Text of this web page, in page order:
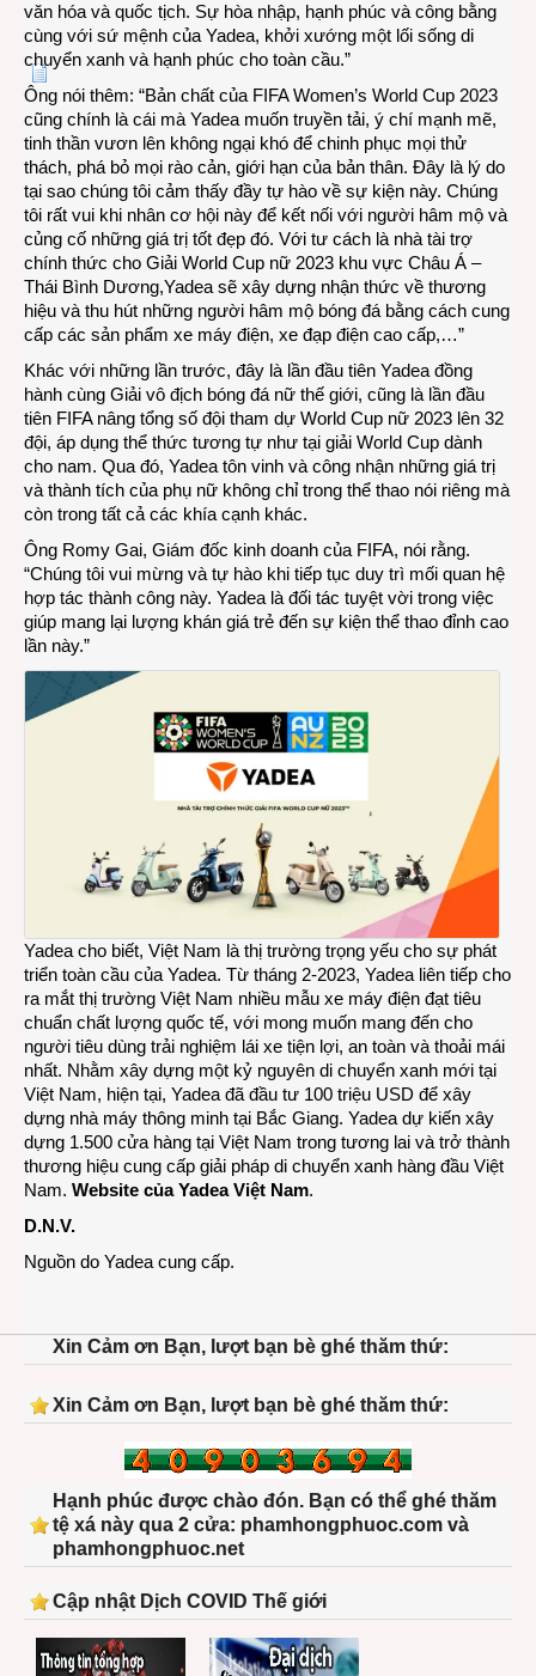
văn hóa và quốc tịch. Sự hòa nhập, hạnh phúc và công bằng
cùng với sứ mệnh của Yadea, khởi xướng một lối sống di
chuyển xanh và hạnh phúc cho toàn cầu.”
Ông nói thêm: “Bản chất của FIFA Women’s World Cup 2023
cũng chính là cái mà Yadea muốn truyền tải, ý chí mạnh mẽ,
tinh thần vươn lên không ngại khó để chinh phục mọi thử
thách, phá bỏ mọi rào cản, giới hạn của bản thân. Đây là lý do
tại sao chúng tôi cảm thấy đầy tự hào về sự kiện này. Chúng
tôi rất vui khi nhân cơ hội này để kết nối với người hâm mộ và
củng cố những giá trị tốt đẹp đó. Với tư cách là nhà tài trợ
chính thức cho Giải World Cup nữ 2023 khu vực Châu Á –
Thái Bình Dương,Yadea sẽ xây dựng nhận thức về thương
hiệu và thu hút những người hâm mộ bóng đá bằng cách cung
cấp các sản phẩm xe máy điện, xe đạp điện cao cấp,…”
Khác với những lần trước, đây là lần đầu tiên Yadea đồng
hành cùng Giải vô địch bóng đá nữ thế giới, cũng là lần đầu
tiên FIFA nâng tổng số đội tham dự World Cup nữ 2023 lên 32
đội, áp dụng thể thức tương tự như tại giải World Cup dành
cho nam. Qua đó, Yadea tôn vinh và công nhận những giá trị
và thành tích của phụ nữ không chỉ trong thể thao nói riêng mà
còn trong tất cả các khía cạnh khác.
Ông Romy Gai, Giám đốc kinh doanh của FIFA, nói rằng.
“Chúng tôi vui mừng và tự hào khi tiếp tục duy trì mối quan hệ
hợp tác thành công này. Yadea là đối tác tuyệt vời trong việc
giúp mang lại lượng khán giá trẻ đến sự kiện thể thao đỉnh cao
lần này.”
Yadea cho biết, Việt Nam là thị trường trọng yếu cho sự phát
triển toàn cầu của Yadea. Từ tháng 2-2023, Yadea liên tiếp cho
ra mắt thị trường Việt Nam nhiều mẫu xe máy điện đạt tiêu
chuẩn chất lượng quốc tế, với mong muốn mang đến cho
người tiêu dùng trải nghiệm lái xe tiện lợi, an toàn và thoải mái
nhất. Nhằm xây dựng một kỷ nguyên di chuyển xanh mới tại
Việt Nam, hiện tại, Yadea đã đầu tư 100 triệu USD để xây
dựng nhà máy thông minh tại Bắc Giang. Yadea dự kiến xây
dựng 1.500 cửa hàng tại Việt Nam trong tương lai và trở thành
thương hiệu cung cấp giải pháp di chuyển xanh hàng đầu Việt
Nam. Website của Yadea Việt Nam.
D.N.V.
Nguồn do Yadea cung cấp.
Xin Cảm ơn Bạn, lượt bạn bè ghé thăm thứ:
Xin Cảm ơn Bạn, lượt bạn bè ghé thăm thứ:
Hạnh phúc được chào đón. Bạn có thể ghé thăm
tệ xá này qua 2 cửa: phamhongphuoc.com và
phamhongphuoc.net
Cập nhật Dịch COVID Thế giới